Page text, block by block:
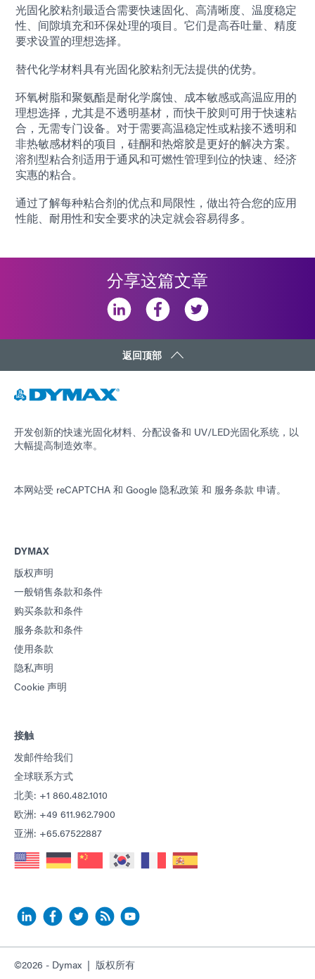
光固化胶粘剂最适合需要快速固化、高清晰度、温度稳定
性、间隙填充和环保处理的项目。它们是高吞吐量、精度
要求设置的理想选择。
替代化学材料具有光固化胶粘剂无法提供的优势。
环氧树脂和聚氨酯是耐化学腐蚀、成本敏感或高温应用的
理想选择，尤其是不透明基材，而快干胶则可用于快速粘
合，无需专门设备。对于需要高温稳定性或粘接不透明和
非热敏感材料的项目，硅酮和热熔胶是更好的解决方案。
溶剂型粘合剂适用于通风和可燃性管理到位的快速、经济
实惠的粘合。
通过了解每种粘合剂的优点和局限性，做出符合您的应用
性能、耐用性和安全要求的决定就会容易得多。
分享这篇文章
返回顶部
开发创新的快速光固化材料、分配设备和 UV/LED光固化系统，以
大幅提高制造效率。
本网站受 reCAPTCHA 和 Google 隐私政策 和 服务条款 申请。
DYMAX
版权声明
一般销售条款和条件
购买条款和条件
服务条款和条件
使用条款
隐私声明
Cookie 声明
接触
发邮件给我们
全球联系方式
北美: +1 860.482.1010
欧洲: +49 611.962.7900
亚洲: +65.67522887
©2026 - Dymax | 版权所有